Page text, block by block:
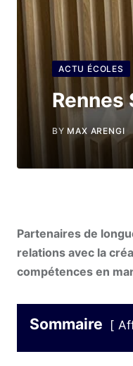
ACTU ÉCOLES
Rennes
BY MAX ARENGI
Partenaires de
relations avec la
compétences en
Sommaire